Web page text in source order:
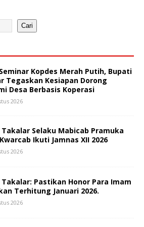
Cari
Kopdes Merah Putih, Bupati
Tegaskan Kesiapan Dorong
Desa Berbasis Koperasi
2026
Selaku Mabicab Pramuka
Ikuti Jamnas XII 2026
2026
Pastikan Honor Para Imam
Terhitung Januari 2026.
2026